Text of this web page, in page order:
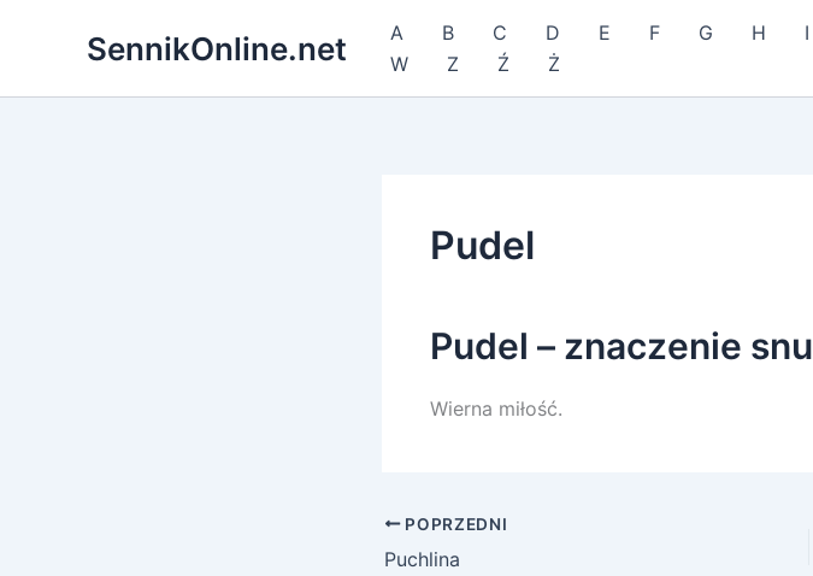
SennikOnline.net A B C D E F G H I
W
Z Ź Ż
Pudel
Pudel – znaczenie snu
Wierna miłość.
POPRZEDNI
Puchlina